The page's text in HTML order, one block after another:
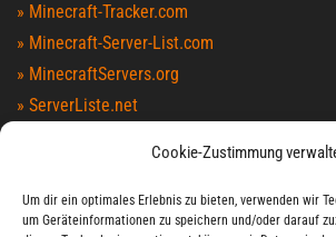
Cookie-Zustimmung
Um dir ein optimales Erlebnis zu bieten, verwenden wir
um Geräteinformationen zu speichern und/oder darauf
» Minecraft-Tracker.com
» Minecraft-Server-List.com
» MinecraftServers.org
» ServerListe.net
» MinecraftServers100.com
» MCTopList.net